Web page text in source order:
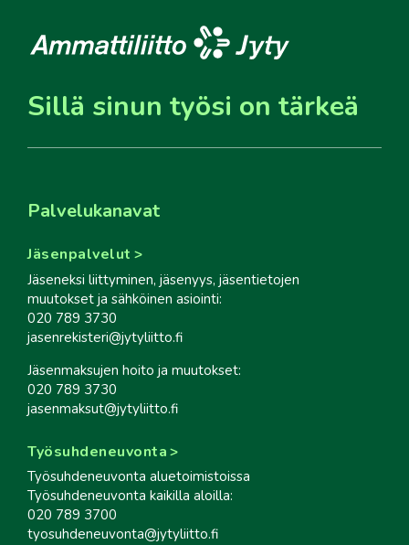
Sillä sinun työsi on tärkeä
Palvelukanavat
Jäsenpalvelut
Jäseneksi liittyminen, jäsenyys, jäsentietojen
muutokset ja sähköinen asiointi:
020 789 3730
jasenrekisteri@jytyliitto.fi
Jäsenmaksujen hoito ja muutokset:
020 789 3730
jasenmaksut@jytyliitto.fi
Työsuhdeneuvonta
Työsuhdeneuvonta aluetoimistoissa
Työsuhdeneuvonta kaikilla aloilla:
020 789 3700
tyosuhdeneuvonta@jytyliitto.fi